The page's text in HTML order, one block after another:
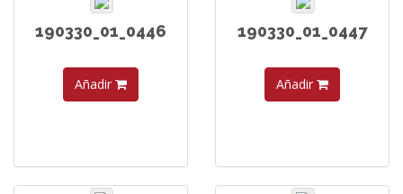
190330_01_0446
Añadir
190330_01_0447
Añadir